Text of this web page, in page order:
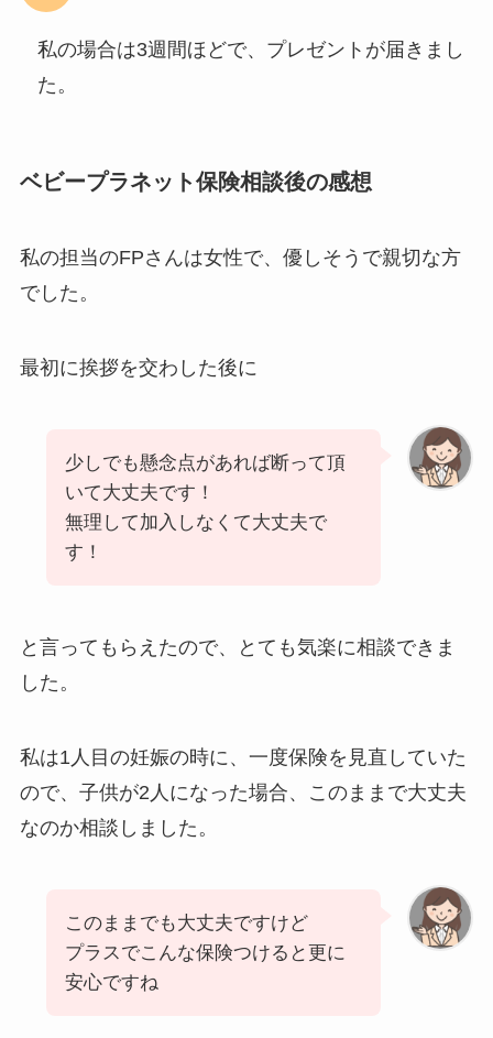
私の場合は3週間ほどで、プレゼントが届きまし
た。
ベビープラネット保険相談後の感想
私の担当のFPさんは女性で、優しそうで親切な方
でした。
最初に挨拶を交わした後に
少しでも懸念点があれば断って頂
いて大丈夫です！
無理して加入しなくて大丈夫で
す！
と言ってもらえたので、とても気楽に相談できま
した。
私は1人目の妊娠の時に、一度保険を見直していた
ので、子供が2人になった場合、このままで大丈夫
なのか相談しました。
このままでも大丈夫ですけど
プラスでこんな保険つけると更に
安心ですね